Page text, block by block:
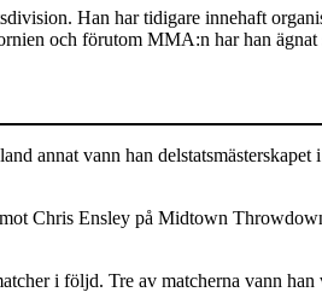
Han har tidigare innehaft
och förutom MMA:n har han
annat vann han
Chris Ensley på Midtown
i följd. Tre av matcherna vann